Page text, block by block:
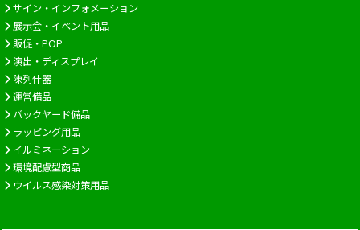
サイン・インフォメーション
展示会・イベント用品
販促・POP
演出・ディスプレイ
陳列什器
運営備品
バックヤード備品
ラッピング用品
イルミネーション
環境配慮型商品
ウイルス感染対策用品